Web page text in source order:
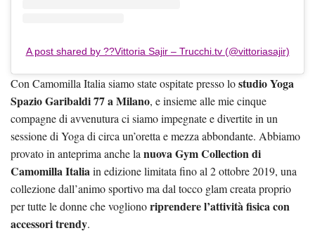
A post shared by ??Vittoria Sajir – Trucchi.tv (@vittoriasajir)
Con Camomilla Italia siamo state ospitate presso lostudio Yoga
Spazio Garibaldi 77 a Milano, e insieme alle mie cinque
compagne di avvenutura ci siamo impegnate e divertite in un
sessione di Yoga di circa un’oretta e mezza abbondante. Abbiamo
provato in anteprima anche lanuova Gym Collection di
Camomilla Italiain edizione limitata fino al 2 ottobre 2019, una
collezione dall’animo sportivo ma dal tocco glam creata proprio
per tutte le donne che voglionoriprendere l’attività fisica con
accessori trendy.